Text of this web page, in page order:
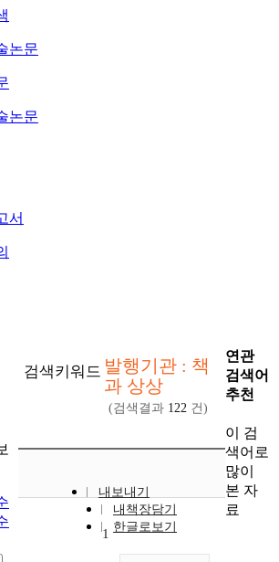
논문
논문
서
검색키워드 발행기관 : 책
과 상상
(검색결과 122 건)
내보내기
내책장담기
한글로보기
1
연관
검색어
추천
이 검
색어로
많이
본 자
료